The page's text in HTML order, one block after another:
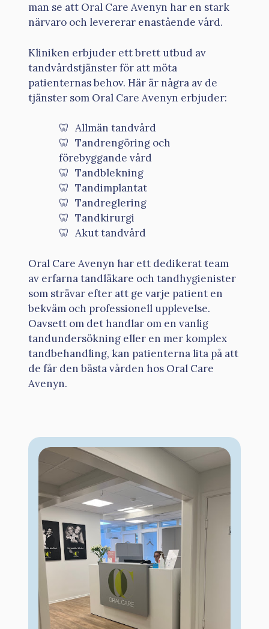
man se att Oral Care Avenyn har en stark
närvaro och levererar enastående vård.
Kliniken erbjuder ett brett utbud av
tandvårdstjänster för att möta
patienternas behov. Här är några av de
tjänster som Oral Care Avenyn erbjuder:
Allmän tandvård
Tandrengöring och
förebyggande vård
Tandblekning
Tandimplantat
Tandreglering
Tandkirurgi
Akut tandvård
Oral Care Avenyn har ett dedikerat team
av erfarna tandläkare och tandhygienister
som strävar efter att ge varje patient en
bekväm och professionell upplevelse.
Oavsett om det handlar om en vanlig
tandundersökning eller en mer komplex
tandbehandling, kan patienterna lita på att
de får den bästa vården hos Oral Care
Avenyn.